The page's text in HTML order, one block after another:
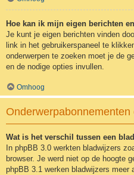
Hoe kan ik mijn eigen berichten
Je kunt je eigen berichten vinden
link in het gebruikerspaneel te
onderwerpen te zoeken moet je de
en de nodige opties invullen.
Omhoog
Wat is het verschil tussen een
In phpBB 3.0 werkten bladwijzers
browser. Je werd niet op de hoogte
phpBB 3.1 werken bladwijzers meer